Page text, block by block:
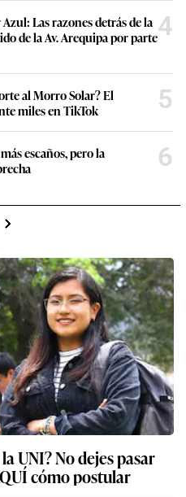
Las razones detrás de la
de la Av. Arequipa por parte4
al Morro Solar? El
miles en TikTok
5
escaños, pero la
6
UNI? No dejes pasar
cómo postular